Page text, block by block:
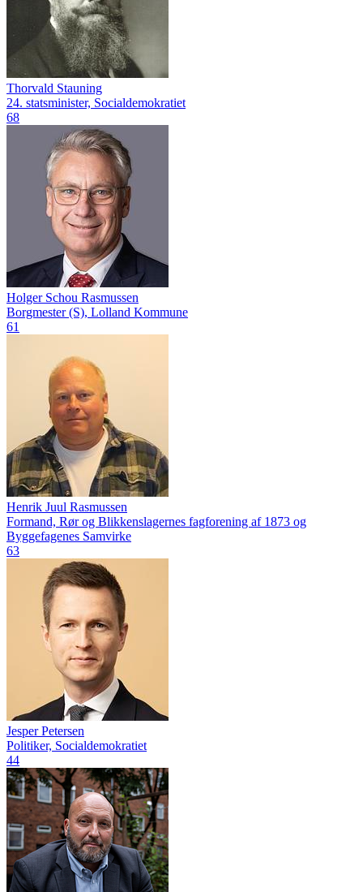
Thorvald Stauning
24. statsminister, Socialdemokratiet
68
Holger Schou Rasmussen
Borgmester (S), Lolland Kommune
61
Henrik Juul Rasmussen
Formand, Rør og Blikkenslagernes fagforening af 1873 og
Byggefagenes Samvirke
63
Jesper Petersen
Politiker, Socialdemokratiet
44